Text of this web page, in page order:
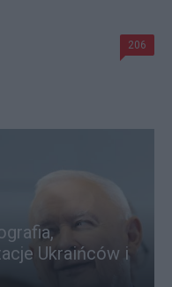
206
Ukraińców i